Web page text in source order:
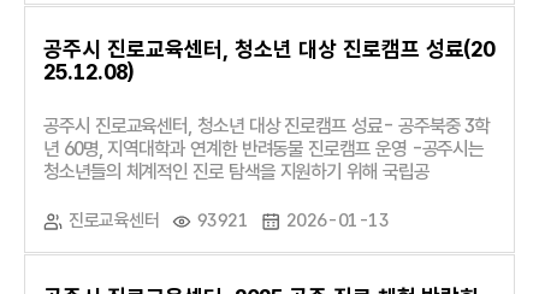
공주시 진로교육센터, 청소년 대상 진로캠프 성료(20
25.12.08)
공주시 진로교육센터, 청소년 대상 진로캠프 성료- 공주북중 3학
년 60명, 지역대학과 연계한 반려동물 진로캠프 운영 -공주시는
청소년들의 체계적인 진로 탐색을 지원하기 위해 국립공
진로교육센터 93921 2026-01-13